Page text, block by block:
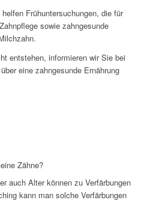
Frühuntersuchungen, die für
sowie zahngesunde
entstehen, informieren wir Sie bei
über eine zahngesunde Ernährung
Zähne?
auch Alter können zu Verfärbungen
kann man solche Verfärbungen